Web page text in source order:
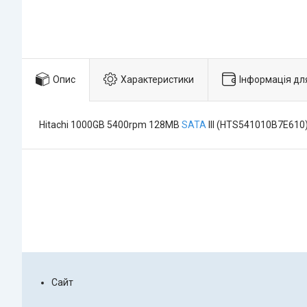
Опис Характеристики Інформація
Hitachi 1000GB 5400rpm 128MB SATA III (HTS541010B7E610)
Сайт